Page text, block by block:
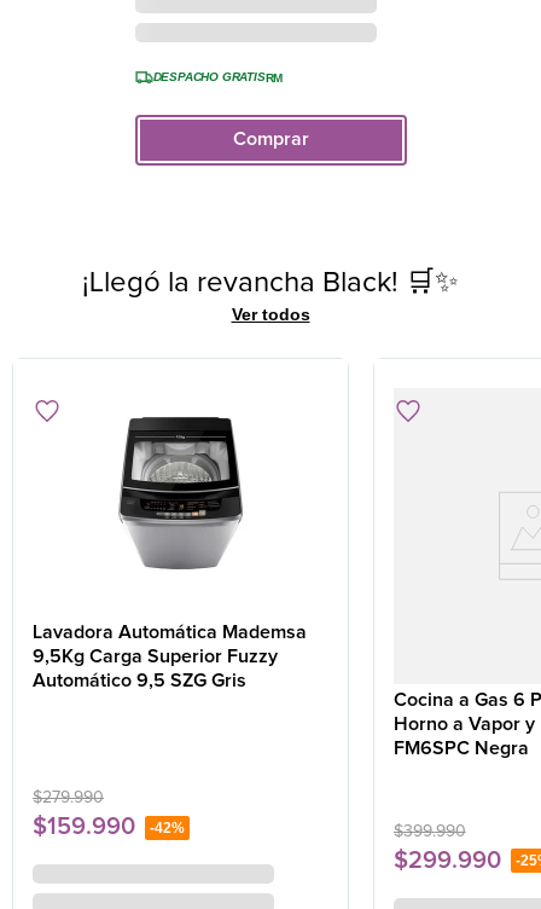
DESPACHO GRATISRM
Comprar
¡Llegó la revancha Black! 🛒✨
Ver todos
Lavadora Automática Mademsa
9,5Kg Carga Superior Fuzzy
Automático 9,5 SZG Gris
$279.990
$159.990 -42%
Cocina a Gas 6
Horno a Vapor
FM6SPC Negra
$399.990
$299.990 -